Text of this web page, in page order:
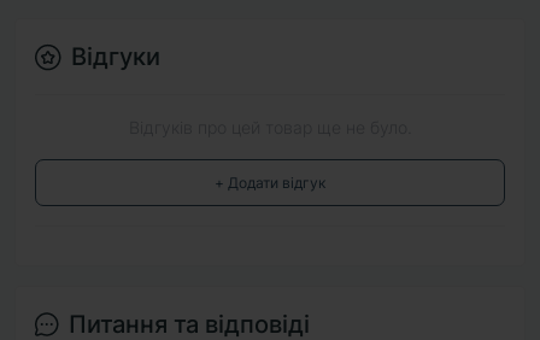
Відгуки
+ Додати відгук
Питання та відповіді